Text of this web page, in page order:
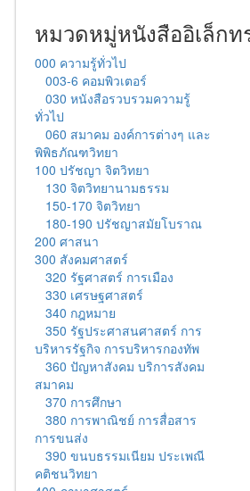
หมวดหมู่หนังสืออิเล็กท
000 ความรู้ทั่วไป
003-6 คอมพิวเตอร์
030 หนังสือรวบรวมความรู้
ทั่วไป
060 สมาคม องค์การต่างๆ และ
พิพิธภัณฑวิทยา
100 ปรัชญา จิตวิทยา
130 จิตวิทยานามธรรม
150-170 จิตวิทยา
180-190 ปรัชญาสมัยโบราณ
200 ศาสนา
300 สังคมศาสตร์
320 รัฐศาสตร์ การเมือง
330 เศรษฐศาสตร์
340 กฎหมาย
350 รัฐประศาสนศาสตร์ การ
บริหารรัฐกิจ การบริหารกองทัพ
360 ปัญหาสังคม บริการสังคม
สมาคม
370 การศึกษา
380 การพาณิชย์ การสื่อสาร
การขนส่ง
390 ขนบธรรมเนียม ประเพณี
คติชนวิทยา